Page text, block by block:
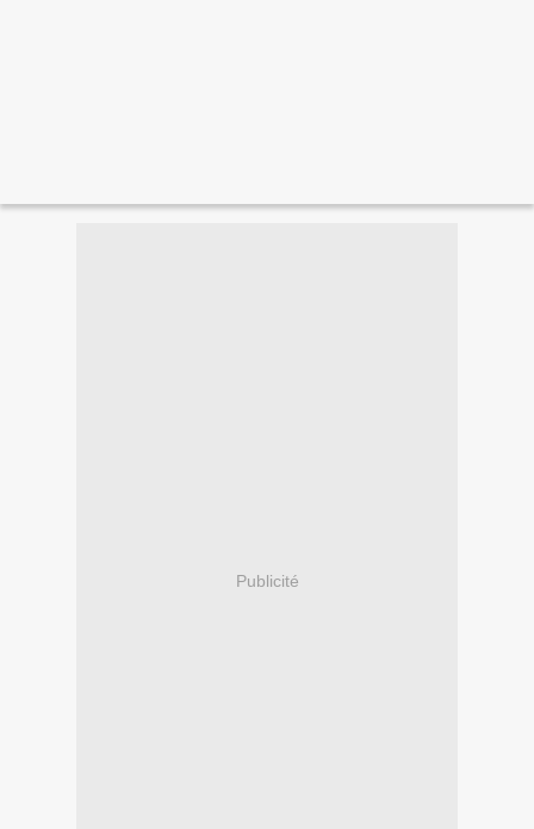
Publicité